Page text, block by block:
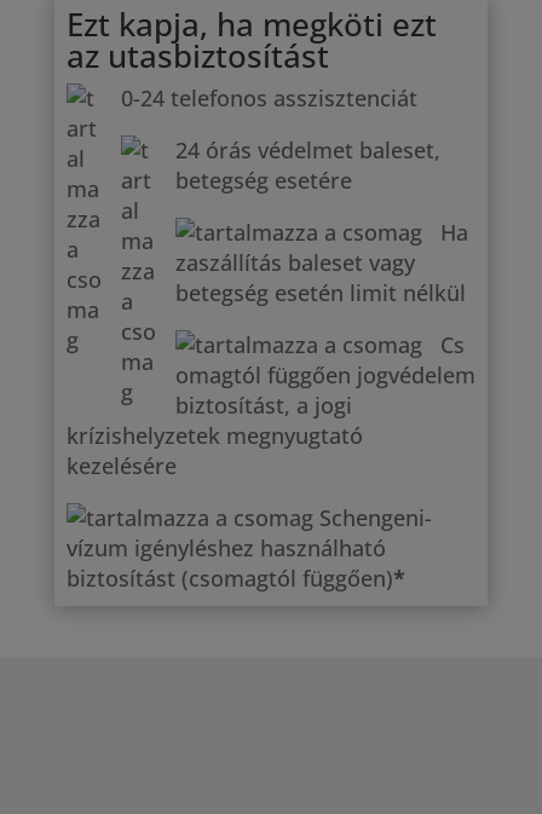
Ezt kapja, ha megköti ezt
az utasbiztosítást
0-24 telefonos asszisztenciát
24 órás védelmet baleset,
betegség esetére
Ha
zaszállítás baleset vagy
betegség esetén limit nélkül
Cs
omagtól függően jogvédelem
biztosítást, a jogi
krízishelyzetek megnyugtató
kezelésére
Schengeni-
vízum igényléshez használható
biztosítást (csomagtól függően)*